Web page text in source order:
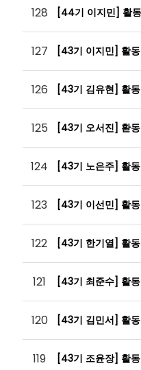
128 [44기 이지민] 활
127 [43기 이지민] 활
126 [43기 김유현] 활
125 [43기 오서진] 홛
124 [43기 노은주] 활
123 [43기 이선민] 활
122 [43기 한기열] 활
121 [43기 최준수] 활
120 [43기 김민서] 활
119 [43기 조윤장] 활